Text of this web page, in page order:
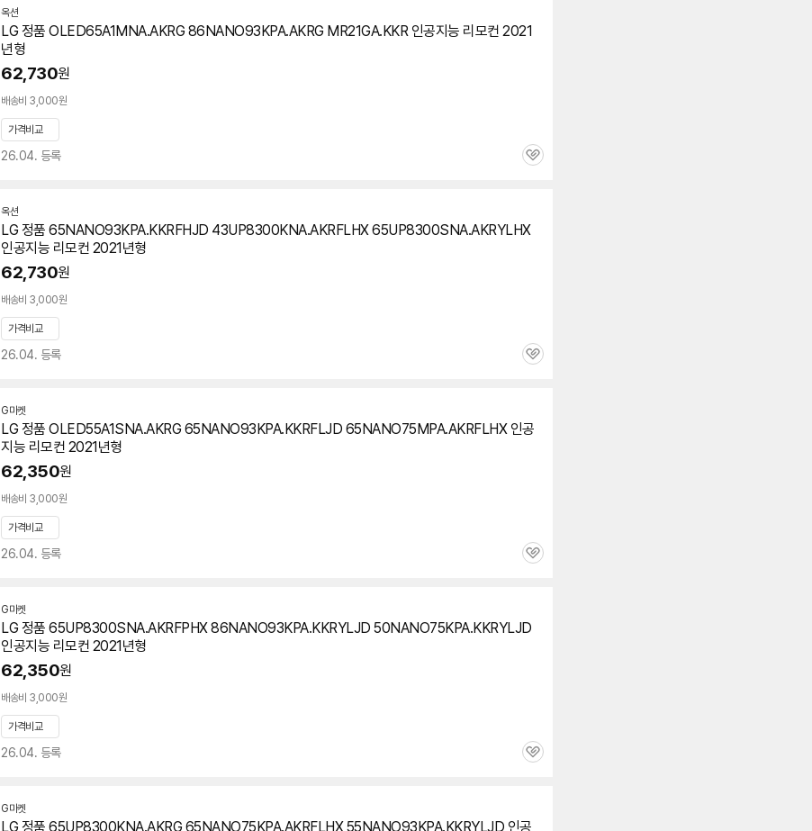
옥션
LG 정품 OLED65A1MNA.AKRG 86NANO93KPA.AKRG MR21GA.KKR 인공지능 리모컨 2021
년형
62,730원
배송비 3,000원
가격비교
26.04. 등록
관
옥션
LG 정품 65NANO93KPA.KKRFHJD 43UP8300KNA.AKRFLHX 65UP8300SNA.AKRYLHX
인공지능 리모컨 2021년형
62,730원
배송비 3,000원
가격비교
26.04. 등록
관
G마켓
LG 정품 OLED55A1SNA.AKRG 65NANO93KPA.KKRFLJD 65NANO75MPA.AKRFLHX 인공
지능 리모컨 2021년형
62,350원
배송비 3,000원
가격비교
26.04. 등록
관
G마켓
LG 정품 65UP8300SNA.AKRFPHX 86NANO93KPA.KKRYLJD 50NANO75KPA.KKRYLJD
인공지능 리모컨 2021년형
62,350원
배송비 3,000원
가격비교
26.04. 등록
관
G마켓
LG 정품 65UP8300KNA.AKRG 65NANO75KPA.AKRFLHX 55NANO93KPA.KKRYLJD 인공